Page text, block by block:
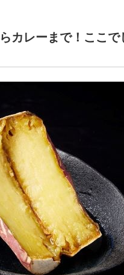
カレーまで！ここで